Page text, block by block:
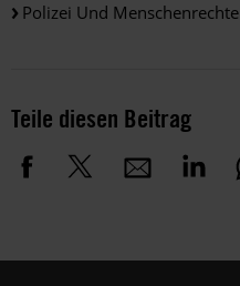
Polizei Und Menschenrechte
Teile diesen Beitrag